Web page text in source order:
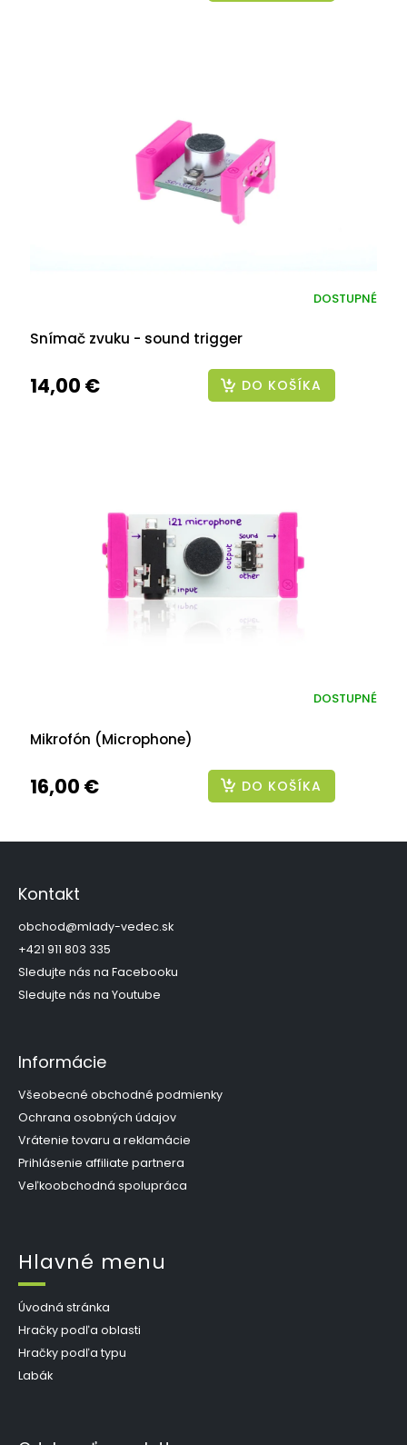
Snímač zvuku - sound trigger
DOSTUPNÉ
14,00 € DO KOŠÍKA
Mikrofón (Microphone)
DOSTUPNÉ
16,00 € DO KOŠÍKA
Z
Kontakt
obchod@mlady-vedec.sk
+421 911 803 335
Sledujte nás na Facebooku
Sledujte nás na Youtube
Informácie
Všeobecné obchodné podmienky
Ochrana osobných údajov
Vrátenie tovaru a reklamácie
Prihlásenie affiliate partnera
Veľkoobchodná spolupráca
Hlavné menu
Úvodná stránka
Hračky podľa oblasti
Hračky podľa typu
Labák